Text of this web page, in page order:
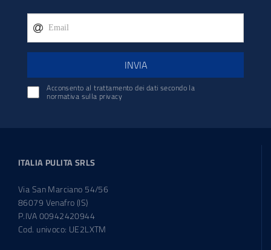
INVIA
Acconsento al trattamento dei dati secondo la
normativa sulla privacy
ITALIA PULITA SRLS
Via San Marciano 54/56
86079 Venafro (IS)
P.IVA 00942420944
Cod. univoco: UE2LXTM